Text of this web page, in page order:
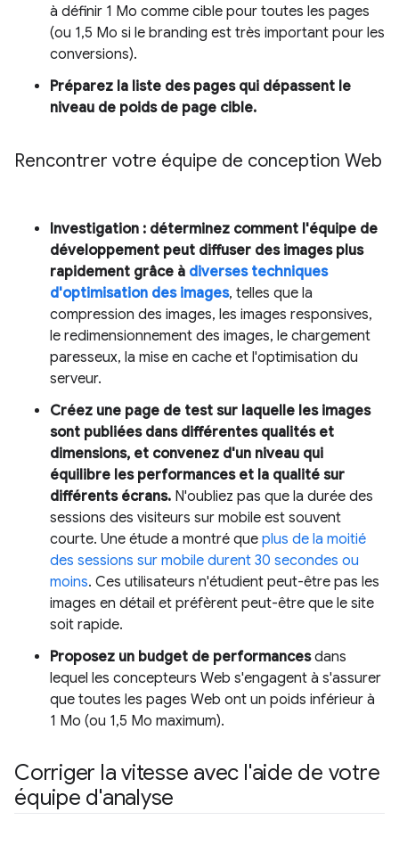
à définir 1 Mo comme cible pour toutes les pages
(ou 1,5 Mo si le branding est très important pour les
conversions).
Préparez la liste des pages qui dépassent le
niveau de poids de page cible.
Rencontrer votre équipe de conception Web
Investigation : déterminez comment l'équipe de
développement peut diffuser des images plus
rapidement grâce à diverses techniques
d'optimisation des images, telles que la
compression des images, les images responsives,
le redimensionnement des images, le chargement
paresseux, la mise en cache et l'optimisation du
serveur.
Créez une page de test sur laquelle les images
sont publiées dans différentes qualités et
dimensions, et convenez d'un niveau qui
équilibre les performances et la qualité sur
différents écrans. N'oubliez pas que la durée des
sessions des visiteurs sur mobile est souvent
courte. Une étude a montré que plus de la moitié
des sessions sur mobile durent 30 secondes ou
moins. Ces utilisateurs n'étudient peut-être pas les
images en détail et préfèrent peut-être que le site
soit rapide.
Proposez un budget de performancesdans
lequel les concepteurs Web s'engagent à s'assurer
que toutes les pages Web ont un poids inférieur à
1 Mo (ou 1,5 Mo maximum).
Corriger la vitesse avec l'aide de votre
équipe d'analyse